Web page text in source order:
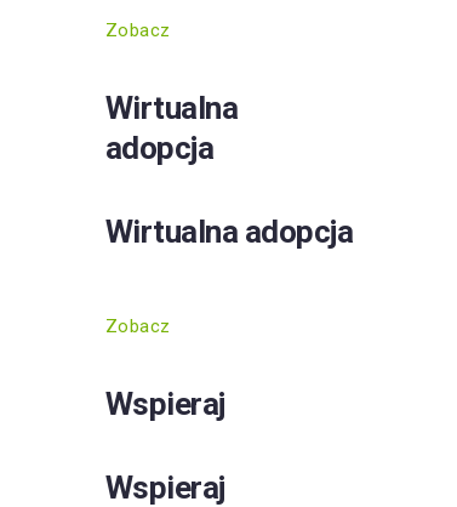
Zobacz
Wirtualna
adopcja
Wirtualna adopcja
Zobacz
Wspieraj
Wspieraj